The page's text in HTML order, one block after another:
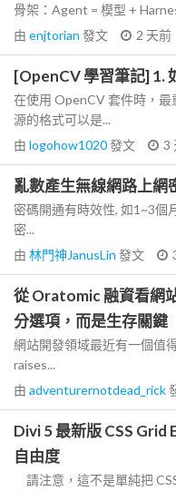
骨架：Agent = 模型 +
由 enjtorian 發文 2 天前
[OpenCV 學習筆記] 1.
在使用 OpenCV 套件時，
源的格式可以是...
由 logohow1020發文 3
亂數產生無線網路上網
密碼開通有時效性, 如1~3個
密...
由 林門神JanusLin 發文
從 Oratomic 融資看網
分選項，而是生存關鍵
網站開發領域最近有一個值
raises...
由 adventurernotdead_rick
Divi 5 最新版 CSS
自由度
請注意，這不是單純把